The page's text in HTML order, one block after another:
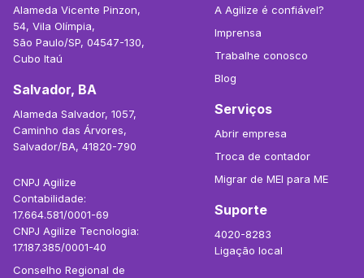
Alameda Vicente Pinzon,
54, Vila Olímpia,
São Paulo/SP, 04547-130,
Cubo Itaú
Salvador, BA
Alameda Salvador, 1057,
Caminho das Árvores,
Salvador/BA, 41820-790
CNPJ Agilize
Contabilidade:
17.664.581/0001-69
CNPJ Agilize Tecnologia:
17.187.385/0001-40
Conselho Regional de
A Agilize é confiável?
Imprensa
Trabalhe conosco
Blog
Serviços
Abrir empresa
Troca de contador
Migrar de MEI para ME
Suporte
4020-8283
Ligação local